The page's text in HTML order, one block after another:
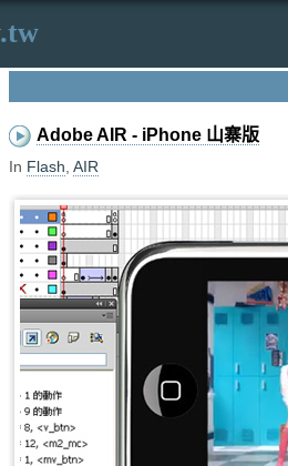
Adobe AIR - iPhone 山寨版
In Flash AIR